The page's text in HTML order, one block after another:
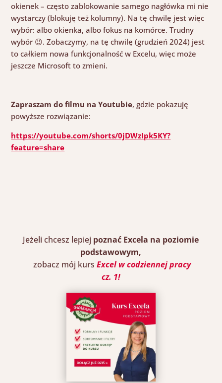
okienek – częstozablokowanie samego nagłówka mi nie
wystarczy (blokuję też kolumny). Na tę chwilę jest więc
wybór: albo okienka, albofokus na komórce. Trudny
wybór 😉. Zobaczymy, na tę chwilę (grudzień 2024) jest
to całkiem nowa funkcjonalność w Excelu, więc może
jeszcze Microsoft to zmieni.
Zapraszam do filmu na Youtubie, gdzie pokazuję
powyższe rozwiązanie:
https://youtube.com/shorts/0jDWzIpk5KY?
feature=share
Jeżeli chcesz lepiej poznać Excela na poziomie
podstawowym,
zobacz mój kurs Excel w codziennej pracy
cz. 1!
Close